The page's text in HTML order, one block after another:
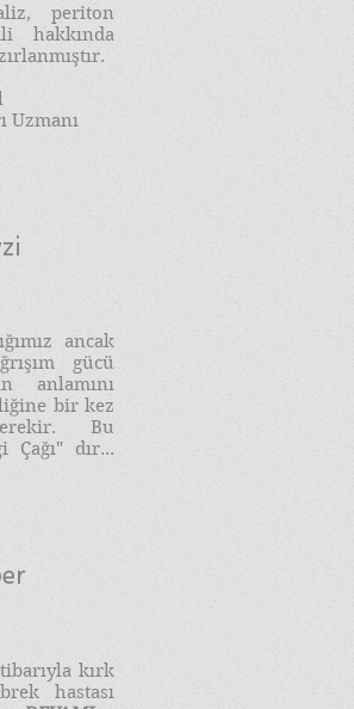
periton
hakkında
Uzmanı
ancak
gücü
anlamını
bir kez
Bu
dır...
kırk
hastası